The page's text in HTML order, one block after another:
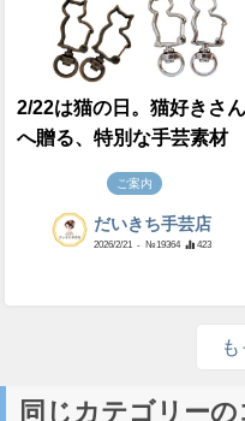
2/22は猫の日。猫好きさん
へ贈る、特別な手芸素材
ご案内
だいきち手芸店
2026/2/21 - №19364 423
同じカテゴリーの